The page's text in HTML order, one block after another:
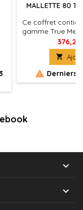
MALLETTE 80
Ce coffret
gamme True
20 familles avec
de teinte,
pour
complet pour le
couleurs pour
bases à effet

 Derniers

